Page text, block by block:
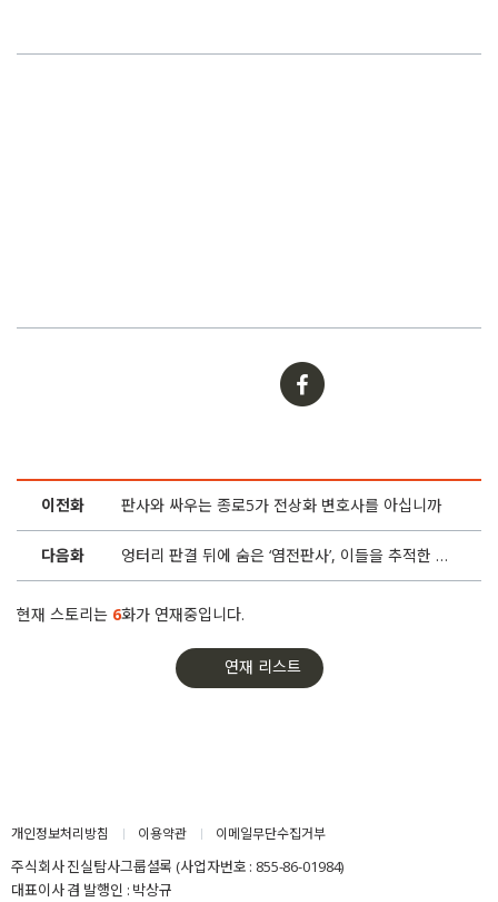
이전화 판사와 싸우는 종로5가 전상화 변호사를 아십니까
다음화 엉터리 판결 뒤에 숨은 ‘염전판사’, 이들을 추적한 변호사
현재 스토리는 6화가 연재중입니다.
연재 리스트
개인정보처리방침 이용약관 이메일무단수집거부
주식회사 진실탐사그룹셜록 (사업자번호 : 855-86-01984)
대표이사 겸 발행인 : 박상규